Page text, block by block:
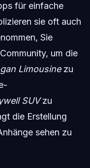
für einfache
sie oft auch
Sie
um die
Limousinezu
SUVzu
die Erstellung
sehen zu